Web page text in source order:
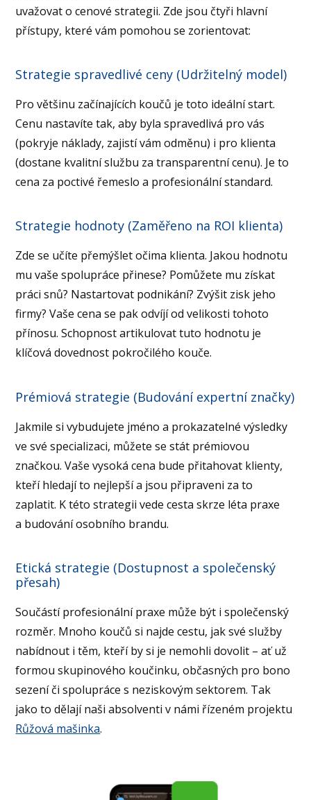
uvažovat o cenové strategii. Zde jsou čtyři hlavní
přístupy, které vám pomohou se zorientovat:
Strategie spravedlivé ceny (Udržitelný model)
Pro většinu začínajících koučů je toto ideální start.
Cenu nastavíte tak, aby byla spravedlivá pro vás
(pokryje náklady, zajistí vám odměnu) i pro klienta
(dostane kvalitní službu za transparentní cenu). Je to
cena za poctivé řemeslo a profesionální standard.
Strategie hodnoty (Zaměřeno na ROI klienta)
Zde se učíte přemýšlet očima klienta. Jakou hodnotu
mu vaše spolupráce přinese? Pomůžete mu získat
práci snů? Nastartovat podnikání? Zvýšit zisk jeho
firmy? Vaše cena se pak odvíjí od velikosti tohoto
přínosu. Schopnost artikulovat tuto hodnotu je
klíčová dovednost pokročilého kouče.
Prémiová strategie (Budování expertní značky)
Jakmile si vybudujete jméno a prokazatelné výsledky
ve své specializaci, můžete se stát prémiovou
značkou. Vaše vysoká cena bude přitahovat klienty,
kteří hledají to nejlepší a jsou připraveni za to
zaplatit. K této strategii vede cesta skrze léta praxe
a budování osobního brandu.
Etická strategie (Dostupnost a společenský
přesah)
Součástí profesionální praxe může být i společenský
rozměr. Mnoho koučů si najde cestu, jak své služby
nabídnout i těm, kteří by si je nemohli dovolit – ať už
formou skupinového koučinku, občasných pro bono
sezení či spolupráce s neziskovým sektorem. Tak
jako to dělají naši absolventi v námi řízeném projektu
Růžová mašinka.